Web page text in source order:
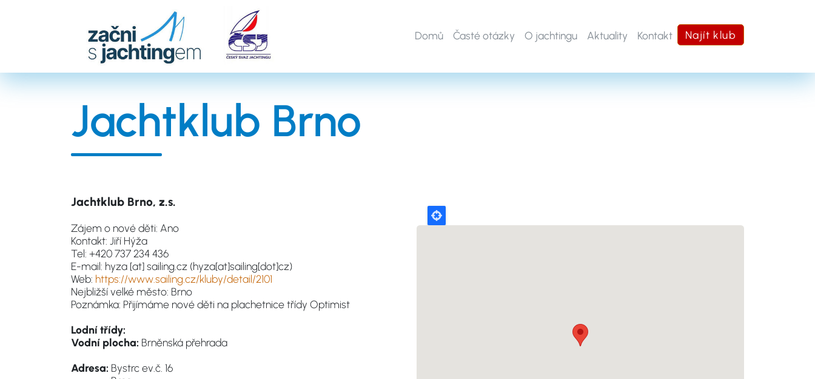
Domů Časté otázky O jachtingu Aktuality Kontakt Najít klub
Jachtklub Brno
Jachtklub Brno, z.s.
Zájem o nové děti: Ano
Kontakt: Jiří Hýža
Tel: +420 737 234 436
E-mail: hyza [at]sailing.cz (hyza[at]sailing[dot]cz)
Web: https://www.sailing.cz/kluby/detail/2101
Nejbližší velké město: Brno
Poznámka: Přijímáme nové děti na plachetnice třídy Optimist
Lodní třídy:
Vodní plocha: Brněnská přehrada
Adresa: Bystrc ev.č. 16